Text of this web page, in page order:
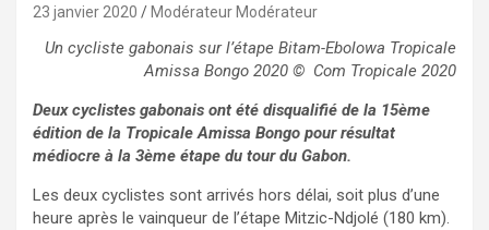
23 janvier 2020 Modérateur Modérateur
Un cycliste gabonais sur l’étape Bitam-Ebolowa Tropicale
Amissa Bongo 2020 © Com Tropicale 2020
Deux cyclistes gabonais ont été disqualifié de la 15ème
édition de la Tropicale Amissa Bongo pour résultat
médiocre à la 3ème étape du tour du Gabon.
Les deux cyclistes sont arrivés hors délai, soit plus d’une
heure après le vainqueur de l’étape Mitzic-Ndjolé (180 km).